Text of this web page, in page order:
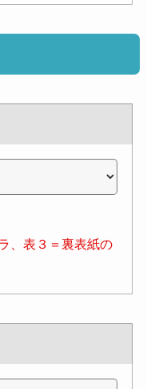
、表３＝裏表紙の